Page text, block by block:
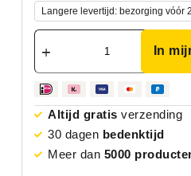
Langere levertijd: bezorging vóór
In
Altijd gratis verzending
30 dagen bedenktijd
Meer dan 5000